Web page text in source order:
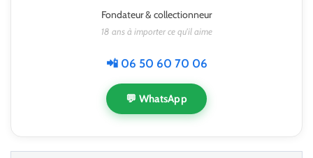
Fondateur & collectionneur
18 ans à importer ce qu'il aime
📲 06 50 60 70 06
💬 WhatsApp